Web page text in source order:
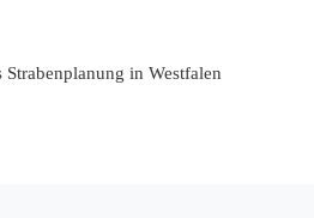
in Westfalen